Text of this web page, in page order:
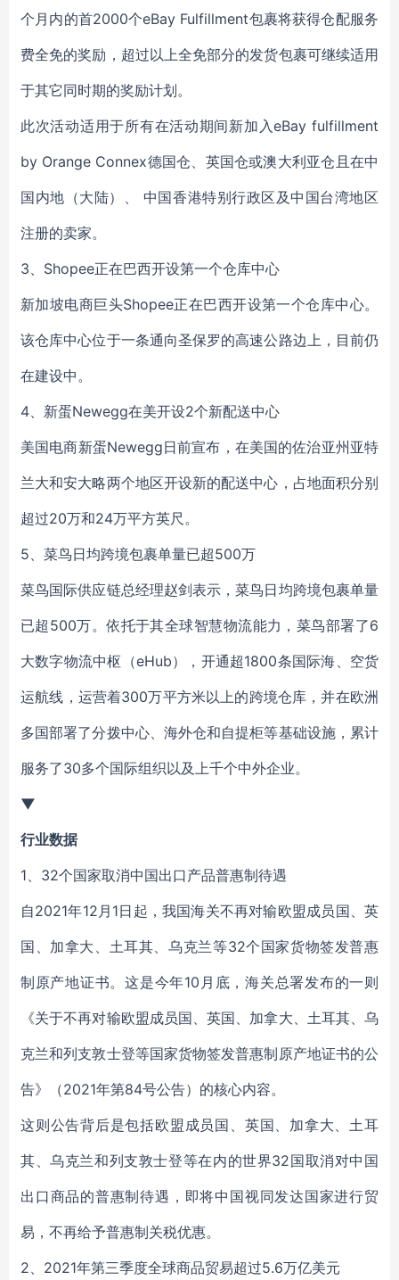
个月内的首2000个eBay Fulfillment包裹将获得仓配服务
费全免的奖励，超过以上全免部分的发货包裹可继续适用
于其它同时期的奖励计划。
此次活动适用于所有在活动期间新加入eBay fulfillment
by Orange Connex德国仓、英国仓或澳大利亚仓且在中
国内地（大陆）、 中国香港特别行政区及中国台湾地区
注册的卖家。
3、Shopee正在巴西开设第一个仓库中心
新加坡电商巨头Shopee正在巴西开设第一个仓库中心。
该仓库中心位于一条通向圣保罗的高速公路边上，目前仍
在建设中。
4、新蛋Newegg在美开设2个新配送中心
美国电商新蛋Newegg日前宣布，在美国的佐治亚州亚特
兰大和安大略两个地区开设新的配送中心，占地面积分别
超过20万和24万平方英尺。
5、菜鸟日均跨境包裹单量已超500万
菜鸟国际供应链总经理赵剑表示，菜鸟日均跨境包裹单量
已超500万。依托于其全球智慧物流能力，菜鸟部署了6
大数字物流中枢（eHub），开通超1800条国际海、空货
运航线，运营着300万平方米以上的跨境仓库，并在欧洲
多国部署了分拨中心、海外仓和自提柜等基础设施，累计
服务了30多个国际组织以及上千个中外企业。
▼
行业数据
1、32个国家取消中国出口产品普惠制待遇
自2021年12月1日起，我国海关不再对输欧盟成员国、英
国、加拿大、土耳其、乌克兰等32个国家货物签发普惠
制原产地证书。这是今年10月底，海关总署发布的一则
《关于不再对输欧盟成员国、英国、加拿大、土耳其、乌
克兰和列支敦士登等国家货物签发普惠制原产地证书的公
告》（2021年第84号公告）的核心内容。
这则公告背后是包括欧盟成员国、英国、加拿大、土耳
其、乌克兰和列支敦士登等在内的世界32国取消对中国
出口商品的普惠制待遇，即将中国视同发达国家进行贸
易，不再给予普惠制关税优惠。
2、2021年第三季度全球商品贸易超过5.6万亿美元